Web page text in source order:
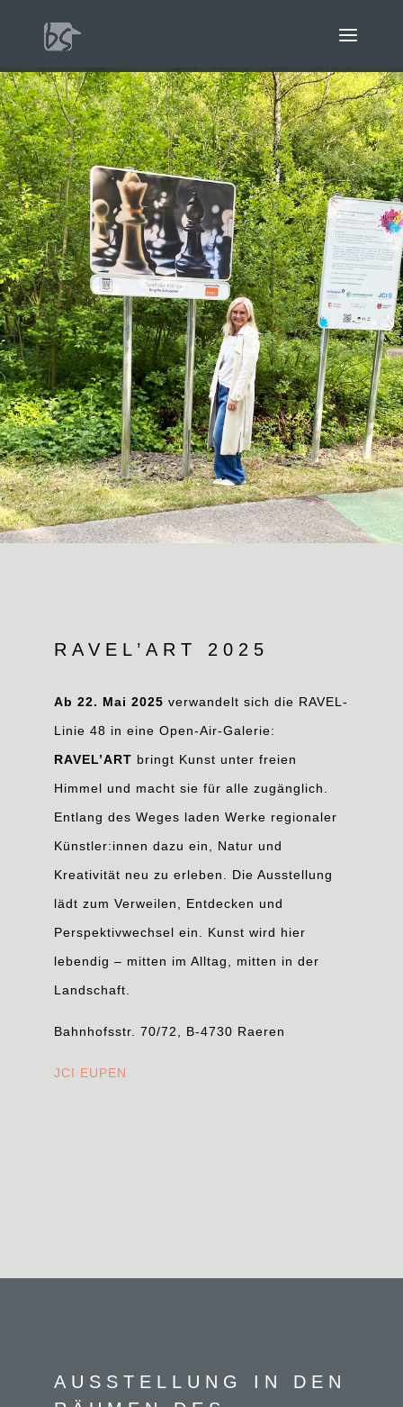
RAVEL’ART 2025
Ab 22. Mai 2025 verwandelt sich die RAVEL-
Linie 48 in eine Open-Air-Galerie:
RAVEL’ART bringt Kunst unter freien
Himmel und macht sie für alle zugänglich.
Entlang des Weges laden Werke regionaler
Künstler:innen dazu ein, Natur und
Kreativität neu zu erleben. Die Ausstellung
lädt zum Verweilen, Entdecken und
Perspektivwechsel ein. Kunst wird hier
lebendig – mitten im Alltag, mitten in der
Landschaft.
Bahnhofsstr. 70/72, B-4730 Raeren
JCI EUPEN
AUSSTELLUNG IN DEN